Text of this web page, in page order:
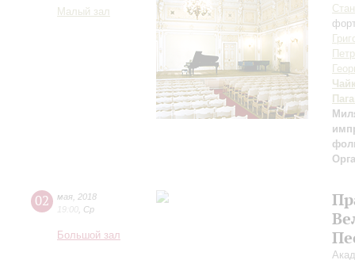
Малый зал
02 мая 2018
19:00 Ср
Большой зал